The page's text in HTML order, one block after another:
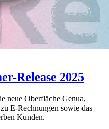
Release 2025
neue Oberfläche Genua,
E-Rechnungen sowie das
Kunden.